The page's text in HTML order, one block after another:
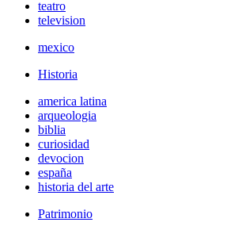
teatro
television
mexico
Historia
america latina
arqueologia
biblia
curiosidad
devocion
españa
historia del arte
Patrimonio